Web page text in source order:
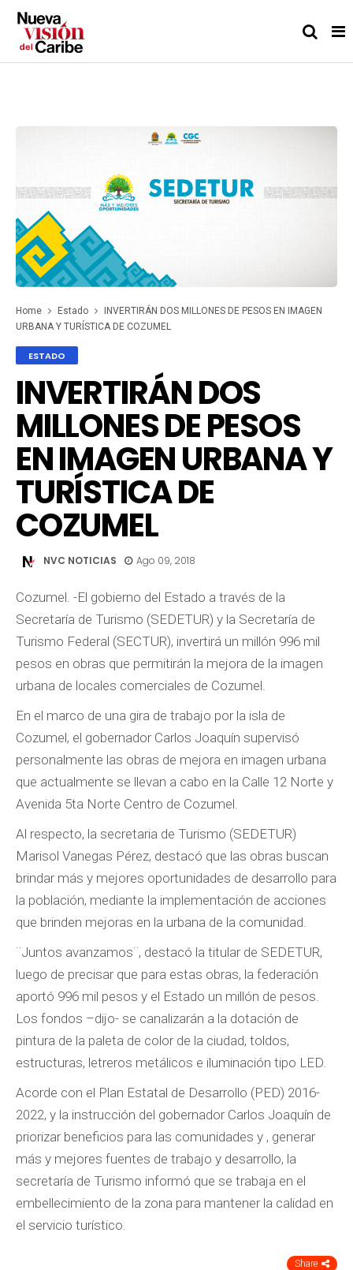
Home Estado
INVERTIRÁN DOS MILLONES DE PESOS EN IMAGEN
URBANA Y TURÍSTICA DE COZUMEL
ESTADO
INVERTIRÁN DOS
MILLONES DE PESOS
EN IMAGEN URBANA Y
TURÍSTICA DE
COZUMEL
NVC NOTICIAS Ago 09, 2018
Cozumel. -El gobierno del Estado a través de la
Secretaría de Turismo (SEDETUR) y la Secretaría de
Turismo Federal (SECTUR), invertirá un millón 996 mil
pesos en obras que permitirán la mejora de la imagen
urbana de locales comerciales de Cozumel.
En el marco de una gira de trabajo por la isla de
Cozumel, el gobernador Carlos Joaquín supervisó
personalmente las obras de mejora en imagen urbana
que actualmente se llevan a cabo en la Calle 12 Norte y
Avenida 5ta Norte Centro de Cozumel.
Al respecto, la secretaria de Turismo (SEDETUR)
Marisol Vanegas Pérez, destacó que las obras buscan
brindar más y mejores oportunidades de desarrollo para
la población, mediante la implementación de acciones
que brinden mejoras en la urbana de la comunidad.
¨Juntos avanzamos¨, destacó la titular de SEDETUR,
luego de precisar que para estas obras, la federación
aportó 996 mil pesos y el Estado un millón de pesos.
Los fondos –dijo- se canalizarán a la dotación de
pintura de la paleta de color de la ciudad, toldos,
estructuras, letreros metálicos e iluminación tipo LED.
Acorde con el Plan Estatal de Desarrollo (PED) 2016-
2022, y la instrucción del gobernador Carlos Joaquín de
priorizar beneficios para las comunidades y , generar
más y mejores fuentes de trabajo y desarrollo, la
secretaría de Turismo informó que se trabaja en el
embellecimiento de la zona para mantener la calidad en
el servicio turístico.
Share